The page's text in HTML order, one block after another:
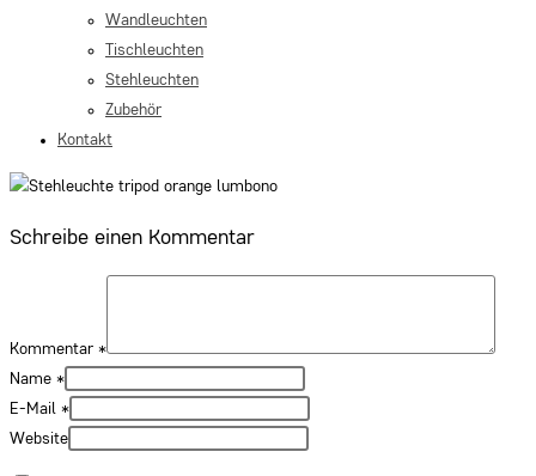
Wandleuchten
Tischleuchten
Stehleuchten
Zubehör
Kontakt
Schreibe einen Kommentar
Kommentar *
Name *
E-Mail *
Website